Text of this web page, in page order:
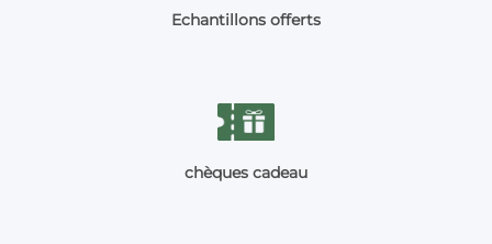
Echantillons offerts
chèques cadeau